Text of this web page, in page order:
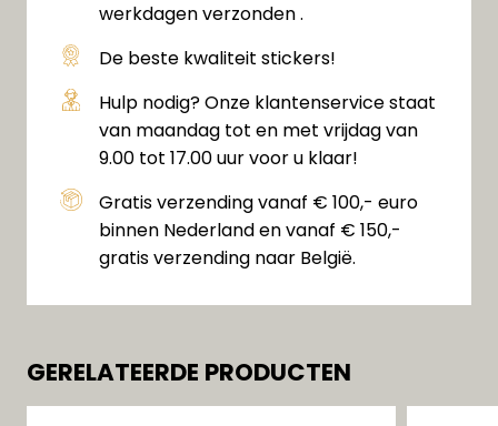
werkdagen verzonden .
De beste kwaliteit stickers!
Hulp nodig? Onze klantenservice staat
van maandag tot en met vrijdag van
9.00 tot 17.00 uur voor u klaar!
Gratis verzending vanaf € 100,- euro
binnen Nederland en vanaf € 150,-
gratis verzending naar België.
GERELATEERDE PRODUCTEN